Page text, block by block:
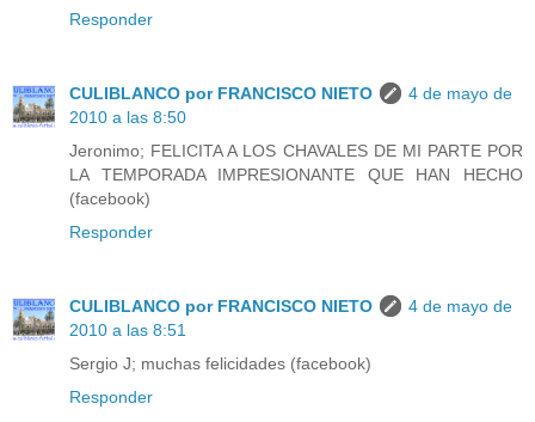
Responder
CULIBLANCO por FRANCISCO NIETO
4 de mayo de
2010 a las 8:50
Jeronimo; FELICITA A LOS CHAVALES DE MI PARTE POR
LA TEMPORADA IMPRESIONANTE QUE HAN HECHO
(facebook)
Responder
CULIBLANCO por FRANCISCO NIETO
4 de mayo de
2010 a las 8:51
Sergio J; muchas felicidades (facebook)
Responder